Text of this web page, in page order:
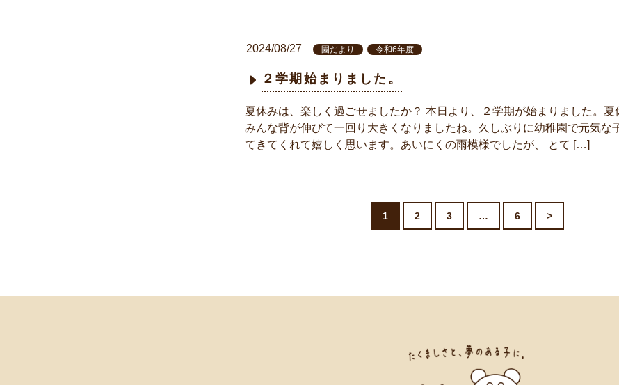
2024/08/27 園だより 令和6年度
２学期始まりました。
夏休みは、楽しく過ごせましたか？ 本日より、２学期が始まりました。夏
みんな背が伸びて一回り大きくなりましたね。久しぶりに幼稚園で元気な
てきてくれて嬉しく思います。あいにくの雨模様でしたが、 とて […]
1 2 3 … 6 >